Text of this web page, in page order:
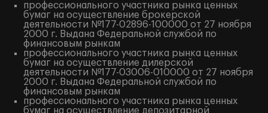
профессионального участника рынка ценных
бумаг на осуществление брокерской
деятельности №177-02896-100000 от 27 ноября
2000 г. Выдана Федеральной службой по
финансовым рынкам
профессионального участника рынка ценных
бумаг на осуществление дилерской
деятельности №177-03006-010000 от 27 ноября
2000 г. Выдана Федеральной службой по
финансовым рынкам
профессионального участника рынка ценных
бумаг на осуществление депозитарной